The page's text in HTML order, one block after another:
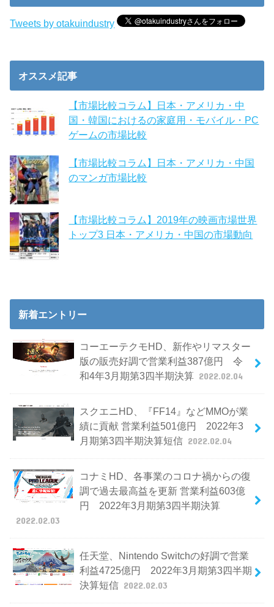
Tweets by otakuindustry
オススメ記事
【市場比較コラム】日本・アメリカ・中
国・韓国におけるの家庭用・モバイル・PC
ゲームの市場比較
【市場比較コラム】日本・アメリカ・中国
のマンガ市場比較
【市場比較コラム】2019年の映画市場世界
トップ3 日本・アメリカ・中国の市場動向
新着エントリー
コーエーテクモHD、新作やリマスター
版の販売好調で営業利益387億円 令
和4年3月期第3四半期決算 2022.02.04
スクエニHD、『FF14』などMMOが業
績に貢献 営業利益501億円 2022年3
月期第3四半期決算短信 2022.02.04
コナミHD、各事業のコロナ禍からの復
調で過去最高益を更新 営業利益603億
円 2022年3月期第3四半期決算
2022.02.03
任天堂、Nintendo Switchの好調で営業
利益4725億円 2022年3月期第3四半期
決算短信 2022.02.03